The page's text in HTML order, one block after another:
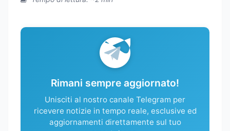
Rimani sempre aggiornato!
Unisciti al nostro canale Telegram per
ricevere notizie in tempo reale, esclusive ed
aggiornamenti direttamente sul tuo